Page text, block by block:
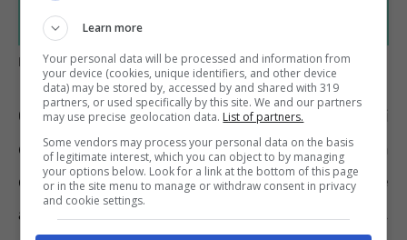
Periodo di comporto, i dettagli nel CCNL – Informazioneoggi.it
Occorre sapere, poi, che esistono due metodi
diversi per conteggiare il periodo in
questione. C’è il comporto secco che conta le
assenze di una sola malattia e, dunque,
Learn more
Your personal data will be processed and information from
your device (cookies, unique identifiers, and other device
data) may be stored by, accessed by and shared with 319
partners, or used specifically by this site. We and our partners
may use precise geolocation data. List of partners.
Some vendors may process your personal data on the basis
of legitimate interest, which you can object to by managing
your options below. Look for a link at the bottom of this page
or in the site menu to manage or withdraw consent in privacy
and cookie settings.